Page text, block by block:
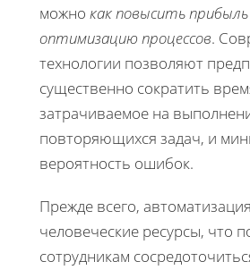
можно как повысить прибыль
оптимизацию процессов.
технологии позволяют
существенно сократить
затрачиваемое на
повторяющихся задач, и
вероятность ошибок.
Прежде всего,
человеческие ресурсы, что
сотрудникам